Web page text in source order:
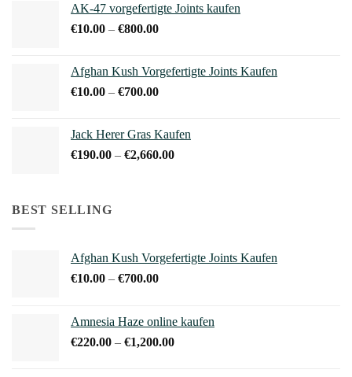
€240.00
AK-47 vorgefertigte Joints kaufen
€10.00 – €800.00Preisspanne:
€800.00
Afghan Kush Vorgefertigte Joints Kaufen
€10.00 – €700.00Preisspanne:
€700.00
Jack Herer Gras Kaufen
€190.00 – €2,660.00Preisspanne:
BEST SELLING
Afghan Kush Vorgefertigte Joints Kaufen
€10.00 – €700.00Preisspanne:
€700.00
Amnesia Haze online kaufen
€220.00 – €1,200.00Preisspanne: